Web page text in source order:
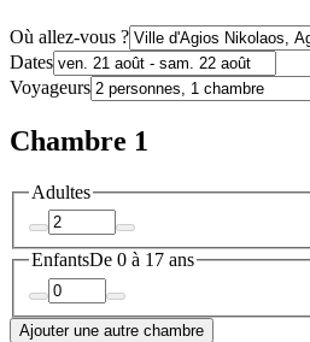
Où allez-vous ?
Dates
Voyageurs
Chambre 1
Adultes
EnfantsDe 0 à 17 ans
Ajouter une autre chambre